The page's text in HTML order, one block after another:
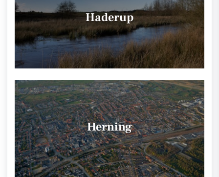
Haderup
Herning